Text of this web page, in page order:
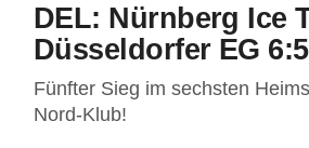
DEL: Nürnberg Ice
Düsseldorfer EG
Fünfter Sieg im sechsten
Nord-Klub!